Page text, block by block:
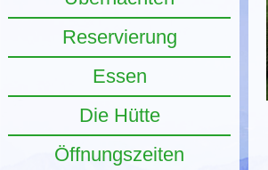
Reservierung
Essen
Die Hütte
Öffnungszeiten